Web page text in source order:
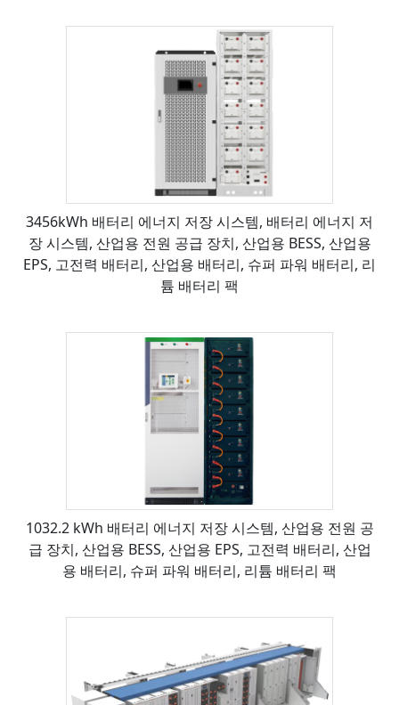
3456kWh 배터리 에너지 저장 시스템, 배터리 에너지 저
장 시스템, 산업용 전원 공급 장치, 산업용 BESS, 산업용
EPS, 고전력 배터리, 산업용 배터리, 슈퍼 파워 배터리, 리
튬 배터리 팩
1032.2 kWh 배터리 에너지 저장 시스템, 산업용 전원 공
급 장치, 산업용 BESS, 산업용 EPS, 고전력 배터리, 산업
용 배터리, 슈퍼 파워 배터리, 리튬 배터리 팩